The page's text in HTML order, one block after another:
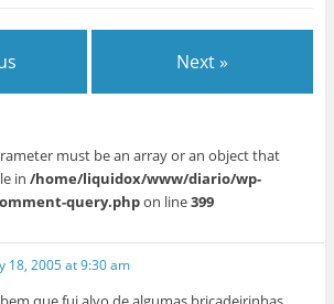
Next »
must be an array or an object that
in /home/liquidox/www/diario/wp-
query.phpon line399
18, 2005 at 9:30 am